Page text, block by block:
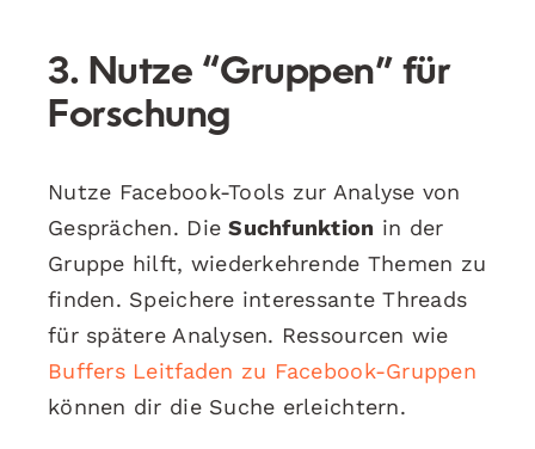
3. Nutze “Gruppen” für
Forschung
Nutze Facebook-Tools zur Analyse von
Gesprächen. DieSuchfunktion in der
Gruppe hilft, wiederkehrende Themen zu
finden. Speichere interessante Threads
für spätere Analysen. Ressourcen wie
Buffers Leitfaden zu Facebook-Gruppen
können dir die Suche erleichtern.